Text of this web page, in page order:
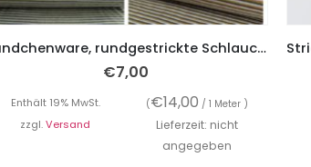
Bündchenware, rundgestrickte Schlauchware, Ringel, ab 50 cm
€7,00
Enthält 19% MwSt. (€14,00 / 1 Meter )
zzgl.Versand
Lieferzeit: nicht
angegeben